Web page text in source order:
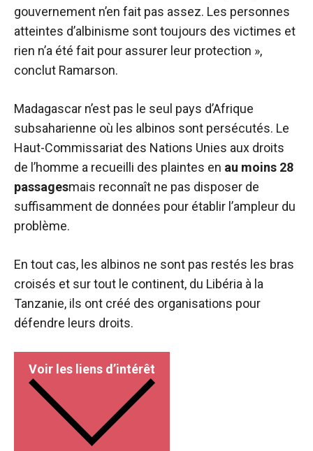
gouvernement n’en fait pas assez. Les personnes
atteintes d’albinisme sont toujours des victimes et
rien n’a été fait pour assurer leur protection »,
conclut Ramarson.
Madagascar n’est pas le seul pays d’Afrique
subsaharienne où les albinos sont persécutés. Le
Haut-Commissariat des Nations Unies aux droits
de l’homme a recueilli des plaintes en au moins 28
passagesmais reconnaît ne pas disposer de
suffisamment de données pour établir l’ampleur du
problème.
En tout cas, les albinos ne sont pas restés les bras
croisés et sur tout le continent, du Libéria à la
Tanzanie, ils ont créé des organisations pour
défendre leurs droits.
Voir les liens d’intérêt